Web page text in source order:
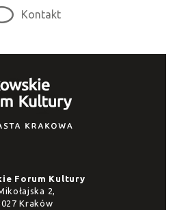
Kontakt
Forum Kultury
2,
Kraków